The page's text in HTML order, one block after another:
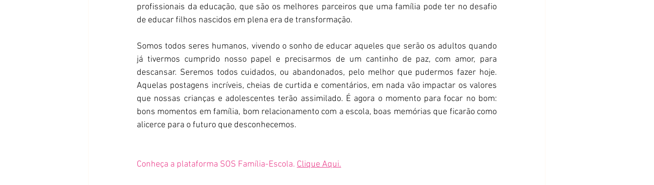
profissionais da educação, que são os melhores parceiros que uma família pode ter no desafio
de educar filhos nascidos em plena era de transformação.
Somos todos seres humanos, vivendo o sonho de educar aqueles que serão os adultos quando
já tivermos cumprido nosso papel e precisarmos de um cantinho de paz, com amor, para
descansar. Seremos todos cuidados, ou abandonados, pelo melhor que pudermos fazer hoje.
Aquelas postagens incríveis, cheias de curtida e comentários, em nada vão impactar os valores
que nossas crianças e adolescentes terão assimilado. É agora o momento para focar no bom:
bons momentos em família, bom relacionamento com a escola, boas memórias que ficarão como
alicerce para o futuro que desconhecemos.
Conheça a plataforma SOS Família-Escola. Clique Aqui.